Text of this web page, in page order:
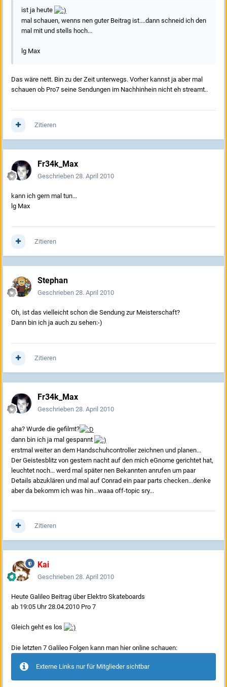
ist ja heute
mal schauen, wenns nen guter Beitrag ist....dann schneid ich den
mal mit und stells hoch...
lg Max
Das wäre nett. Bin zu der Zeit unterwegs. Vorher kannst ja aber mal
schauen ob Pro7 seine Sendungen im Nachhinhein nicht eh streamt..
Zitieren
Fr34k_Max
Geschrieben 28. April 2010
kann ich gern mal tun...
lg Max
Zitieren
Stephan
Geschrieben 28. April 2010
Oh, ist das vielleicht schon die Sendung zur Meisterschaft?
Dann bin ich ja auch zu sehen:-)
Zitieren
Fr34k_Max
Geschrieben 28. April 2010
aha? Wurde die gefilmt?
dann bin ich ja mal gespannt
erstmal weiter an dem Handschuhcontroller zeichnen und planen...
Der Geistesblitz von gestern nacht auf den mich eGnome gerichtet hat,
leuchtet noch... werd mal später nen Bekannten anrufen um paar
Details abzuklären und mal auf Conrad ein paar parts checken...denke
aber da bekomm ich was hin...waaa off-topic sry...
Zitieren
Kai
Geschrieben 28. April 2010
Heute Galileo Beitrag über Elektro Skateboards
ab 19:05 Uhr 28.04.2010 Pro 7
Gleich geht es los
Die letzten 7 Galileo Folgen kann man hier online schauen:
Externe Links nur für Mitglieder sichtbar